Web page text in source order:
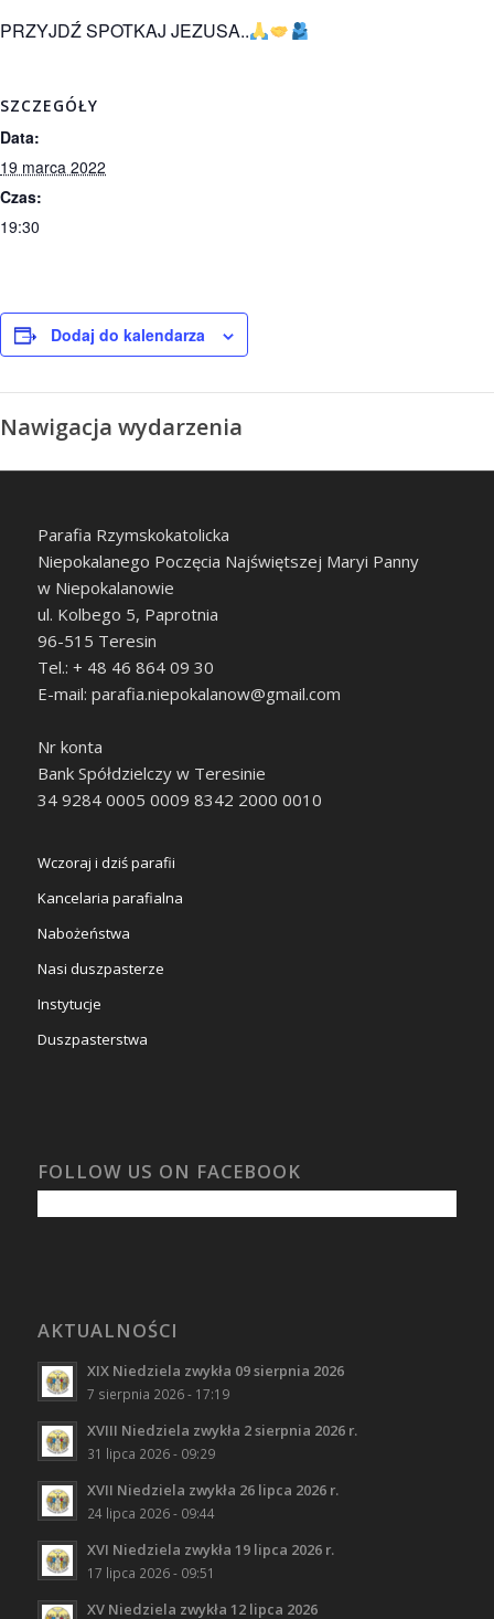
PRZYJDŹ SPOTKAJ JEZUSA..
SZCZEGÓŁY
Data:
19 marca 2022
Czas:
19:30
Dodaj do kalendarza
Nawigacja wydarzenia
Parafia Rzymskokatolicka
Niepokalanego Poczęcia Najświętszej Maryi Panny
w Niepokalanowie
ul. Kolbego 5, Paprotnia
96-515 Teresin
Tel.: + 48 46 864 09 30
E-mail: parafia.niepokalanow@gmail.com
Nr konta
Bank Spółdzielczy w Teresinie
34 9284 0005 0009 8342 2000 0010
Wczoraj i dziś parafii
Kancelaria parafialna
Nabożeństwa
Nasi duszpasterze
Instytucje
Duszpasterstwa
FOLLOW US ON FACEBOOK
AKTUALNOŚCI
XIX Niedziela zwykła 09 sierpnia 2026
7 sierpnia 2026 - 17:19
XVIII Niedziela zwykła 2 sierpnia 2026 r.
31 lipca 2026 - 09:29
XVII Niedziela zwykła 26 lipca 2026 r.
24 lipca 2026 - 09:44
XVI Niedziela zwykła 19 lipca 2026 r.
17 lipca 2026 - 09:51
XV Niedziela zwykła 12 lipca 2026